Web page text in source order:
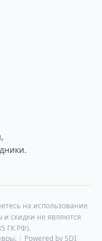
на использование
скидки не являются
ГК РФ).
| Powered by SDI